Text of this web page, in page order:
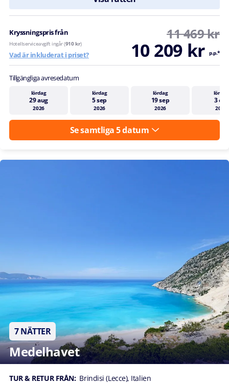
Kryssningspris från 11 469 kr
10 209 kr p.p.*
Hotellserviceavgift ingår (910 kr)
Vad är inkluderat i priset?
Tillgängliga avresedatum
lördag
29 aug
2026
lördag
5 sep
2026
lördag
19 sep
2026
lördag
3 okt
2026
Se samtliga 5 datum
7 NÄTTER
Medelhavet
TUR & RETUR FRÅN: Brindisi (Lecce), Italien